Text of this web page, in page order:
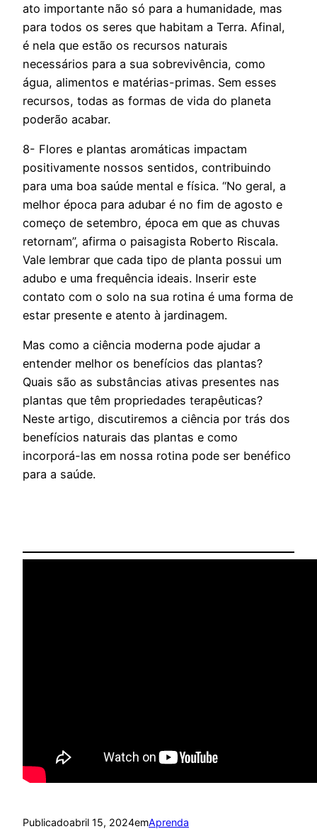
ato importante não só para a humanidade, mas
para todos os seres que habitam a Terra. Afinal,
é nela que estão os recursos naturais
necessários para a sua sobrevivência, como
água, alimentos e matérias-primas. Sem esses
recursos, todas as formas de vida do planeta
poderão acabar.
8- Flores e plantas aromáticas impactam
positivamente nossos sentidos, contribuindo
para uma boa saúde mental e física. “No geral, a
melhor época para adubar é no fim de agosto e
começo de setembro, época em que as chuvas
retornam”, afirma o paisagista Roberto Riscala.
Vale lembrar que cada tipo de planta possui um
adubo e uma frequência ideais. Inserir este
contato com o solo na sua rotina é uma forma de
estar presente e atento à jardinagem.
Mas como a ciência moderna pode ajudar a
entender melhor os benefícios das plantas?
Quais são as substâncias ativas presentes nas
plantas que têm propriedades terapêuticas?
Neste artigo, discutiremos a ciência por trás dos
benefícios naturais das plantas e como
incorporá-las em nossa rotina pode ser benéfico
para a saúde.
Publicadoabril 15, 2024emAprenda